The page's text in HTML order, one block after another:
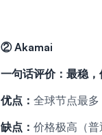
②Akamai
一句话评价：最稳
优点： 全球节点最
缺点： 价格极高（